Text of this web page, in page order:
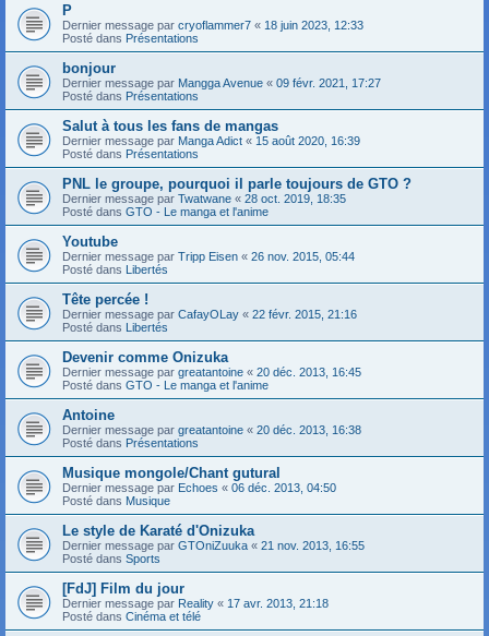
P
Dernier message par cryoflammer7 « 18 juin 2023, 12:33
Posté dans Présentations
bonjour
Dernier message par Mangga Avenue « 09 févr. 2021, 17:27
Posté dans Présentations
Salut à tous les fans de mangas
Dernier message par Manga Adict « 15 août 2020, 16:39
Posté dans Présentations
PNL le groupe, pourquoi il parle toujours de GTO ?
Dernier message par Twatwane « 28 oct. 2019, 18:35
Posté dans GTO - Le manga et l'anime
Youtube
Dernier message par Tripp Eisen « 26 nov. 2015, 05:44
Posté dans Libertés
Tête percée !
Dernier message par CafayOLay « 22 févr. 2015, 21:16
Posté dans Libertés
Devenir comme Onizuka
Dernier message par greatantoine « 20 déc. 2013, 16:45
Posté dans GTO - Le manga et l'anime
Antoine
Dernier message par greatantoine « 20 déc. 2013, 16:38
Posté dans Présentations
Musique mongole/Chant gutural
Dernier message par Echoes « 06 déc. 2013, 04:50
Posté dans Musique
Le style de Karaté d'Onizuka
Dernier message par GTOniZuuka « 21 nov. 2013, 16:55
Posté dans Sports
[FdJ] Film du jour
Dernier message par Reality « 17 avr. 2013, 21:18
Posté dans Cinéma et télé